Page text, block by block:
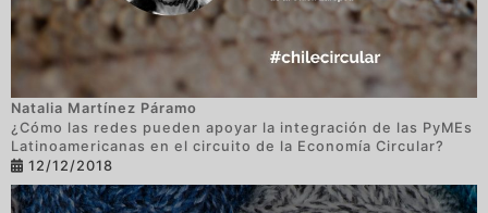
Natalia Martínez Páramo
¿Cómo las redes pueden apoyar la integración de las PyMEs
Latinoamericanas en el circuito de la Economía Circular?
12/12/2018